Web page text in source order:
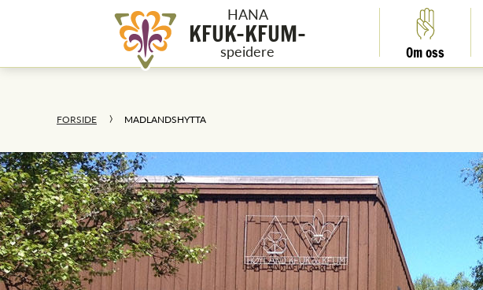
HANA
KFUK-KFUM-
speidere Om oss
FORSIDE MADLANDSHYTTA